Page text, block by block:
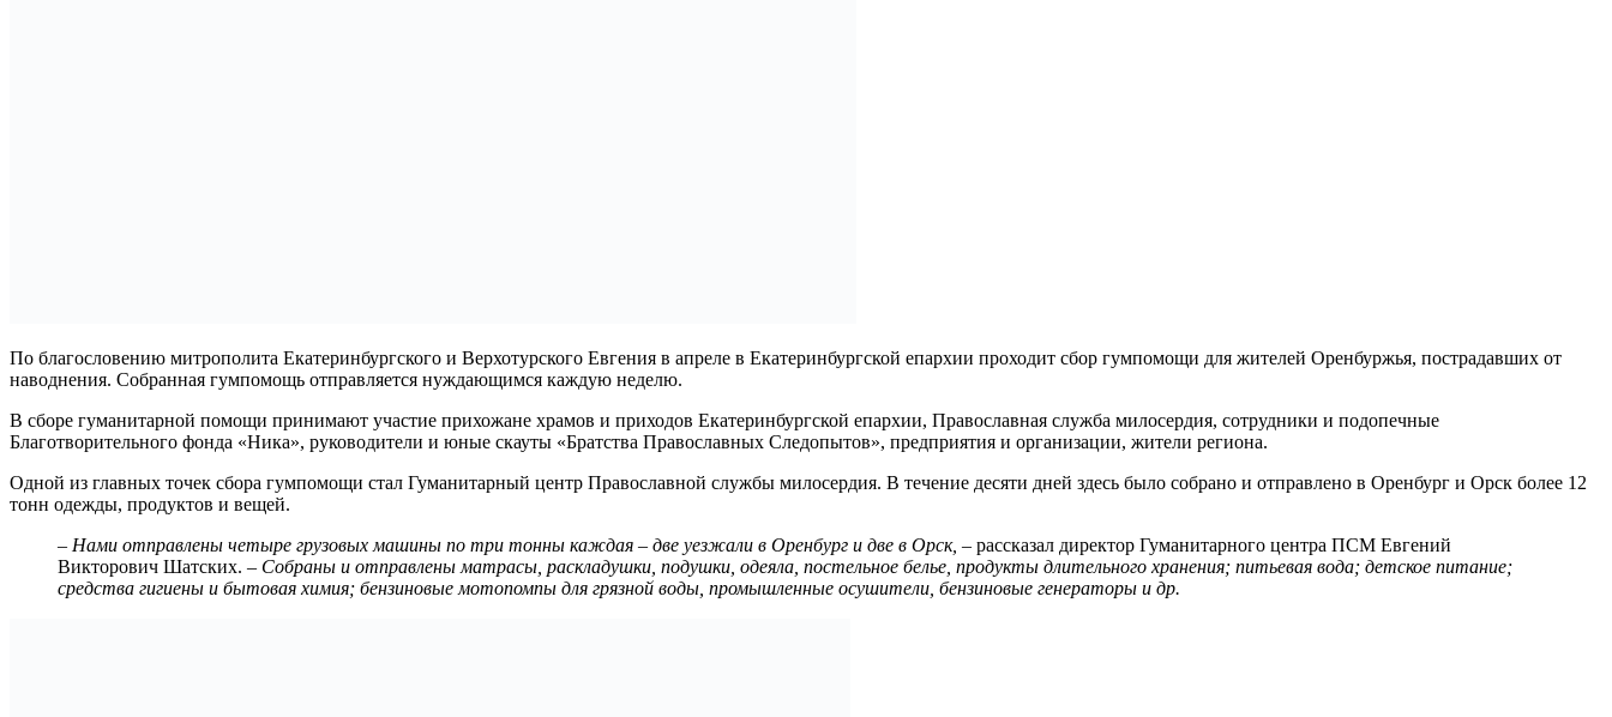
По благословению митрополита Екатеринбургского и Верхотурского Евгения в апреле в Екатеринбургской епархии проходит сбор гумпомощи для жителей Оренбуржья, пострадавших от
наводнения. Собранная гумпомощь отправляется нуждающимся каждую неделю.
В сборе гуманитарной помощи принимают участие прихожане храмов и приходов Екатеринбургской епархии, Православная служба милосердия, сотрудники и подопечные
Благотворительного фонда «Ника», руководители и юные скауты «Братства Православных Следопытов», предприятия и организации, жители региона.
Одной из главных точек сбора гумпомощи стал Гуманитарный центр Православной службы милосердия. В течение десяти дней здесь было собрано и отправлено в Оренбург и Орск более 12
тонн одежды, продуктов и вещей.
– Нами отправлены четыре грузовых машины по три тонны каждая – две уезжали в Оренбург и две в Орск, – рассказал директор Гуманитарного центра ПСМ Евгений
Викторович Шатских. – Собраны и отправлены матрасы, раскладушки, подушки, одеяла, постельное белье, продукты длительного хранения; питьевая вода; детское питание;
средства гигиены и бытовая химия; бензиновые мотопомпы для грязной воды, промышленные осушители, бензиновые генераторы и др.